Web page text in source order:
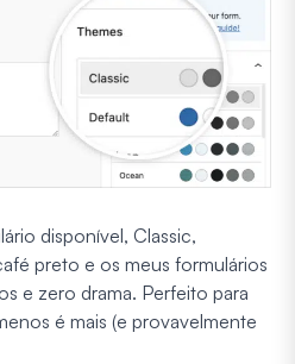
disponível, Classic,
preto e os meus formulários
e zero drama. Perfeito para
é mais (e provavelmente